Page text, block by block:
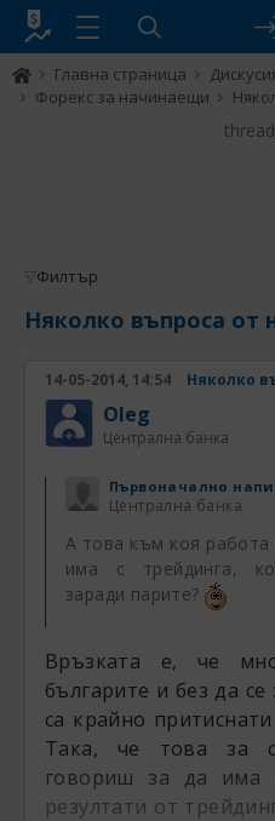
Главна страница
Форекс за начинаещи
Филтър
Няколко въпроса от
14-05-2014, 14:54
Oleg
Централна банка
Първоначално
Централна банка
А това към коя работа
има с трейдинга,
заради парите?
Връзката е, че
българите и без да
са крайно
Така, че това за
говориш за да има
резултати от